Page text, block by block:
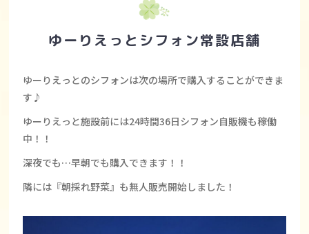
ゆーりえっとシフォン常設店舗
ゆーりえっとのシフォンは次の場所で購入することができま
す♪
ゆーりえっと施設前には24時間36日シフォン自販機も稼働
中！！
深夜でも…早朝でも購入できます！！
隣には『朝採れ野菜』も無人販売開始しました！